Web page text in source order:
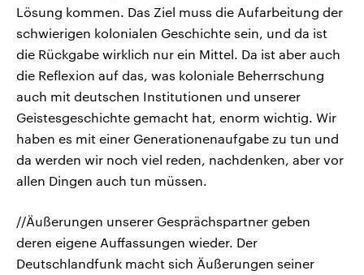
Lösung kommen. Das Ziel muss die Aufarbeitung der
schwierigen kolonialen Geschichte sein, und da ist
die Rückgabe wirklich nur ein Mittel. Da ist aber auch
die Reflexion auf das, was koloniale Beherrschung
auch mit deutschen Institutionen und unserer
Geistesgeschichte gemacht hat, enorm wichtig. Wir
haben es mit einer Generationenaufgabe zu tun und
da werden wir noch viel reden, nachdenken, aber vor
allen Dingen auch tun müssen.
//Äußerungen unserer Gesprächspartner geben
deren eigene Auffassungen wieder. Der
Deutschlandfunk macht sich Äußerungen seiner